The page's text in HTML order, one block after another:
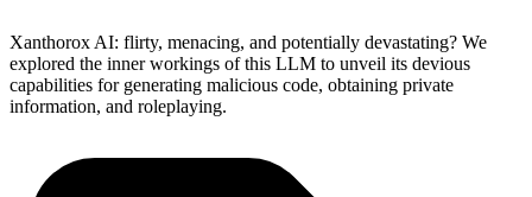
Xanthorox AI: flirty, menacing, and potentially devastating? We
explored the inner workings of this LLM to unveil its devious
capabilities for generating malicious code, obtaining private
information, and roleplaying.